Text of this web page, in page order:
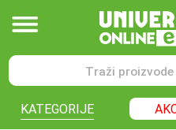
KATEGORIJE